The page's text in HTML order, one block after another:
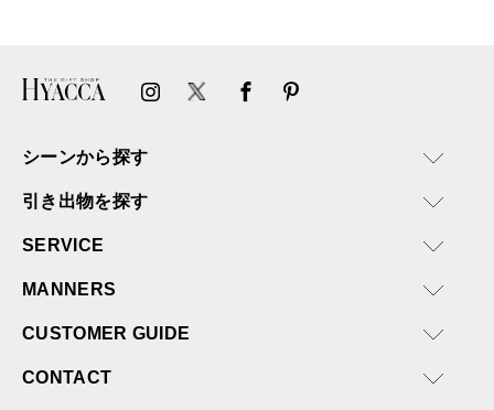
シーンから探す
引き出物を探す
SERVICE
MANNERS
CUSTOMER GUIDE
CONTACT